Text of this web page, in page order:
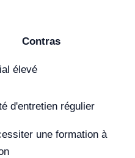
Contras
élevé
d'entretien régulier
une formation à